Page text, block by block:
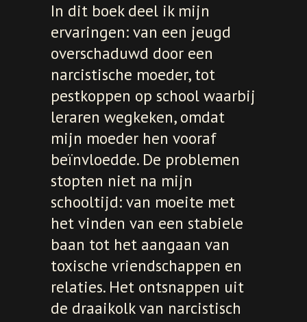
In dit boek deel ik mijn
ervaringen: van een jeugd
overschaduwd door een
narcistische moeder, tot
pestkoppen op school waarbij
leraren wegkeken, omdat
mijn moeder hen vooraf
beïnvloedde. De problemen
stopten niet na mijn
schooltijd: van moeite met
het vinden van een stabiele
baan tot het aangaan van
toxische vriendschappen en
relaties. Het ontsnappen uit
de draaikolk van narcistisch